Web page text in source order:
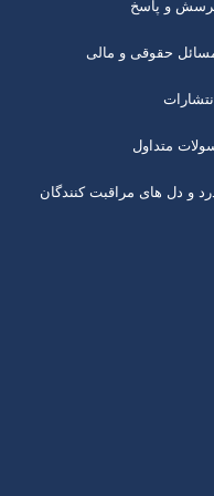
و پاسخ
حقوقی و مالی
انتشارات
متداول
و دل های مراقبت کنندگان